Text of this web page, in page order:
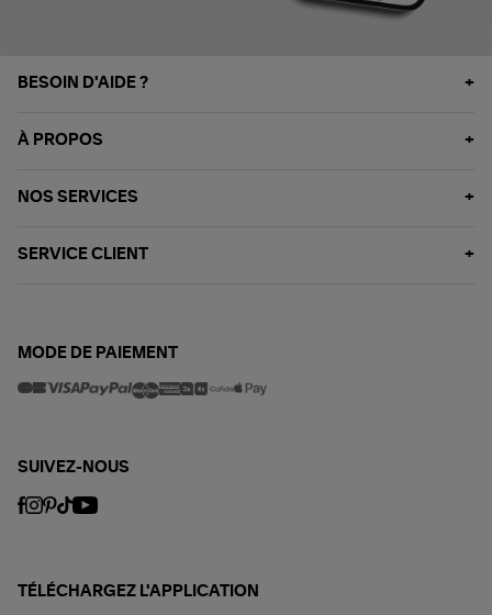
BESOIN D'AIDE ?
À PROPOS
NOS SERVICES
SERVICE CLIENT
MODE DE PAIEMENT
SUIVEZ-NOUS
TÉLÉCHARGEZ L'APPLICATION